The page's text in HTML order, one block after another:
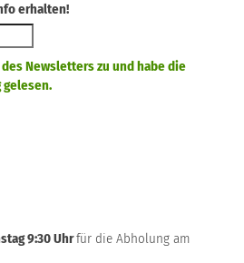
erhalten!
Newsletters zu und habe die
gelesen.
9:30 Uhrfür die Abholung am